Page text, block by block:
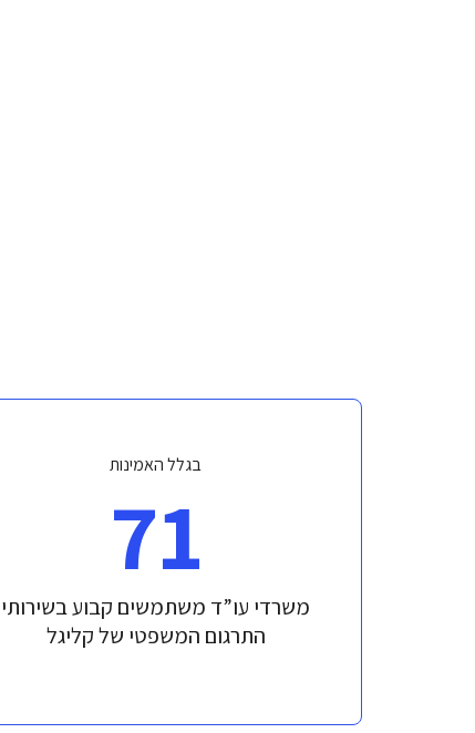
בגלל האמינות
71
משרדי עו”ד משתמשים קבוע בשירותי
התרגום המשפטי של קליגל